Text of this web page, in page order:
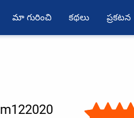
మా గురించి కథలు ప్రకటన